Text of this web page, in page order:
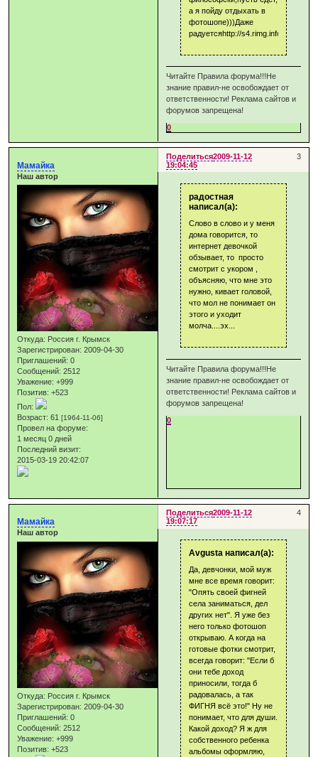
а я пойду отдыхать в
фотошопе)))Даже
радуетсяhttp://s4.rimg.info/
Читайте Правила форума!!!Не
знание правил-не освобождает от
ответственности! Реклама сайтов и
форумов запрещена!
0
Поделиться 3
2009-11-12
19:04:45
Мамайка
Наш автор
Откуда: Россия г. Крымск
Зарегистрирован: 2009-04-30
Приглашений: 0
Сообщений: 2512
Уважение: +999
Позитив: +523
Пол:
Возраст: 61[1964-11-06]
Провел на форуме:
1 месяц 0 дней
Последний визит:
2015-03-19 20:42:07
радостная
написал(а):
Слово в слово и у меня
дома говорится, то
интернет девочкой
обзывает, то просто
смотрит с укором ,
объясняю, что мне это
нужно, кивает головой,
что мол не понимает он
этого и уходит
молча....эх...
Читайте Правила форума!!!Не
знание правил-не освобождает от
ответственности! Реклама сайтов и
форумов запрещена!
0
Поделиться 4
2009-11-12
19:07:17
Мамайка
Наш автор
Откуда: Россия г. Крымск
Зарегистрирован: 2009-04-30
Приглашений: 0
Сообщений: 2512
Уважение: +999
Позитив: +523
Avgusta написал(а):
Да, девчонки, мой муж
мне все время говорит:
"Опять своей фигней
села заниматься, дел
других нет". Я уже без
него только фотошоп
открываю. А когда на
готовые фотки смотрит,
всегда говорит: "Если б
они тебе доход
приносили, тогда б
радовалась, а так
ФИГНЯ всё это!" Ну не
понимает, что для души.
Какой доход? Я ж для
собственного ребенка
альбомы оформляю,